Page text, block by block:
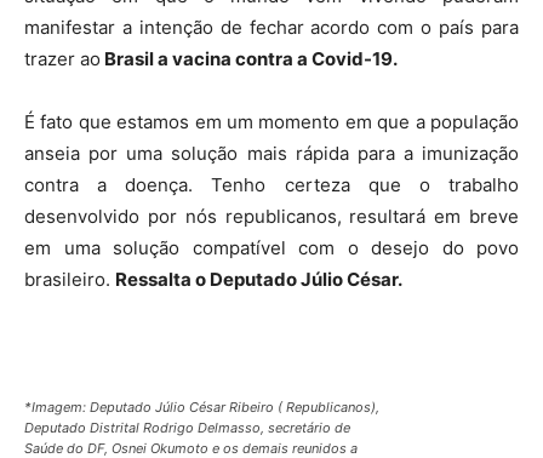
manifestar a intenção de fechar acordo com o país para
trazer ao Brasil a vacina contra a Covid-19.
É fato que estamos em um momento em que a população
anseia por uma solução mais rápida para a imunização
contra a doença. Tenho certeza que o trabalho
desenvolvido por nós republicanos, resultará em breve
em uma solução compatível com o desejo do povo
brasileiro. Ressalta o Deputado Júlio César.
*Imagem: Deputado Júlio César Ribeiro ( Republicanos),
Deputado Distrital Rodrigo Delmasso, secretário de
Saúde do DF, Osnei Okumoto e os demais reunidos a